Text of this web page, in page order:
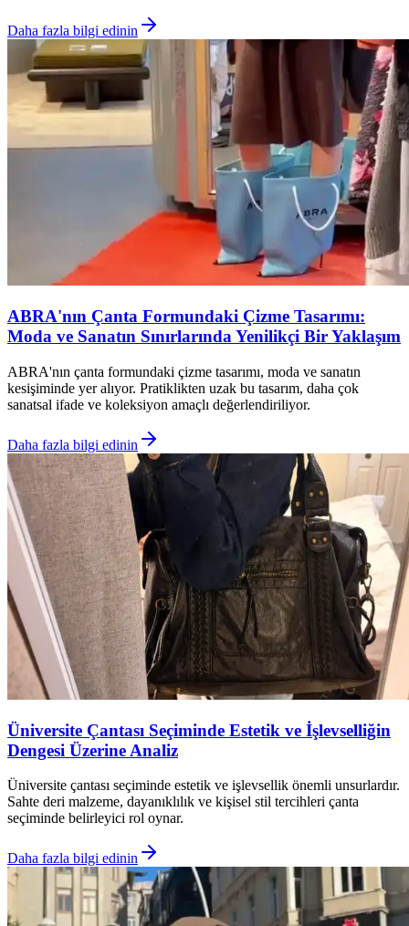
Daha fazla bilgi edinin
ABRA'nın Çanta Formundaki Çizme Tasarımı:
Moda ve Sanatın Sınırlarında Yenilikçi Bir Yaklaşım
ABRA'nın çanta formundaki çizme tasarımı, moda ve sanatın
kesişiminde yer alıyor. Pratiklikten uzak bu tasarım, daha çok
sanatsal ifade ve koleksiyon amaçlı değerlendiriliyor.
Daha fazla bilgi edinin
Üniversite Çantası Seçiminde Estetik ve İşlevselliğin
Dengesi Üzerine Analiz
Üniversite çantası seçiminde estetik ve işlevsellik önemli unsurlardır.
Sahte deri malzeme, dayanıklılık ve kişisel stil tercihleri çanta
seçiminde belirleyici rol oynar.
Daha fazla bilgi edinin